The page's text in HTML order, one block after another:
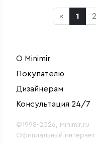
« 1 2
О Minimir
Покупателю
Дизайнерам
Консультация 24/7
©1998-2026, Minimir.ru
Официальный